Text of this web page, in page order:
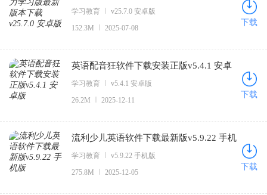
安卓版
学习教育
v25.7.0 安卓版
152.3M
2025-07-08
下载
英语配音狂软件下载安装正版v5.4.1 安卓
版
学习教育
v5.4.1 安卓版
26.2M
2025-12-11
下载
流利少儿英语软件下载最新版v5.9.22 手机
版
学习教育
v5.9.22 手机版
275.8M
2025-12-05
下载